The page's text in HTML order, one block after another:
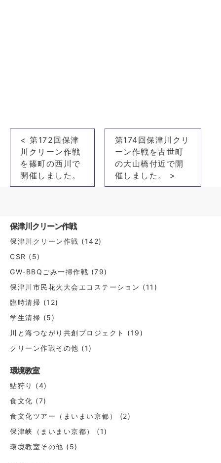
シ
ョ
ン
< 第172回保津
川クリーン作戦
を篠町の西川で
開催しました。
第174回保津川クリ
ーン作戦を古世町
の大山橋付近で開
催しました。 >
保津川クリーン作戦
保津川クリーン作戦 (142)
CSR (5)
GW-BBQごみ一掃作戦 (79)
保津川市民花火大会エコステーション (11)
臨時清掃 (12)
学生清掃 (5)
川と海つながり共創プロジェクト
(19)
クリーン作戦その他 (1)
環境教室
鮎狩り
(4)
食文化 (7)
食文化ツアー（まいまい京都）
(2)
保津峡（まいまい京都）
(1)
環境教室その他 (5)